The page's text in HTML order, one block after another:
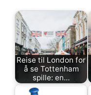
Reise til London for
å se Tottenham
spille: en…